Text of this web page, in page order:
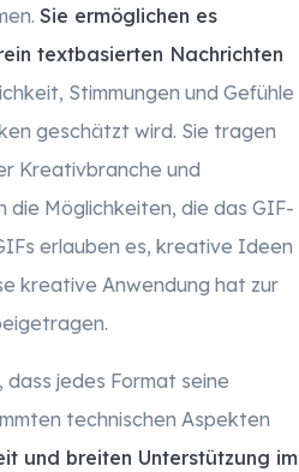
Sie ermöglichen es
textbasierten Nachrichten
Stimmungen und Gefühle
geschätzt wird. Sie tragen
Kreativbranche und
die Möglichkeiten, die das GIF-
erlauben es, kreative Ideen
kreative Anwendung hat zur
dass jedes Format seine
technischen Aspekten
und breiten Unterstützung im